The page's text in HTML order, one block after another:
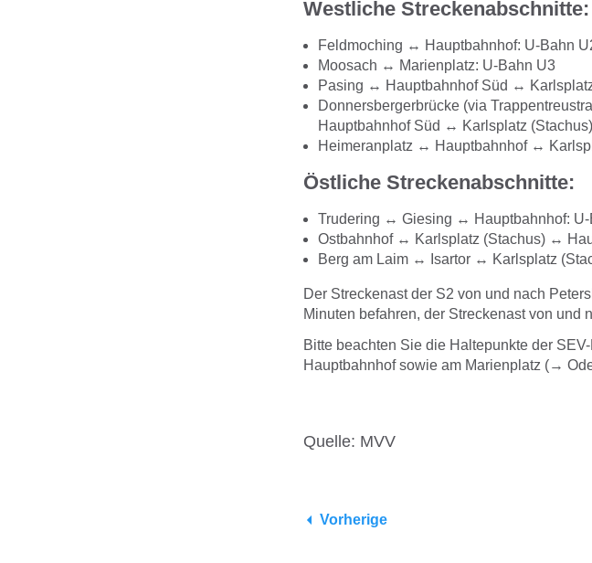
Westliche Streckenabschnitte:
Feldmoching ↔ Hauptbahnhof: U-Bahn
Moosach ↔ Marienplatz: U-Bahn U3
Pasing ↔ Hauptbahnhof Süd ↔
Donnersbergerbrücke (via
Hauptbahnhof Süd ↔ Karlsplatz
Heimeranplatz ↔ Hauptbahnhof ↔
Östliche Streckenabschnitte:
Trudering ↔ Giesing ↔ Hauptbahnhof: U-
Ostbahnhof ↔ Karlsplatz (Stachus) ↔
Berg am Laim ↔ Isartor ↔ Karlsplatz
Der Streckenast der S2 von und nach
Minuten befahren, der Streckenast von und
Bitte beachten Sie die Haltepunkte der
Hauptbahnhof sowie am Marienplatz (→
Quelle: MVV
Vorherige